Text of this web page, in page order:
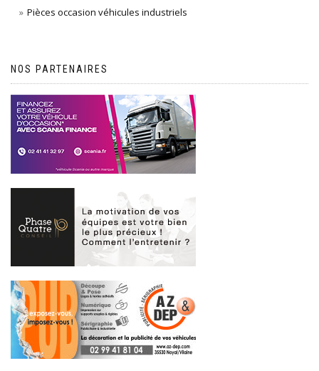
Pièces occasion véhicules industriels
NOS PARTENAIRES